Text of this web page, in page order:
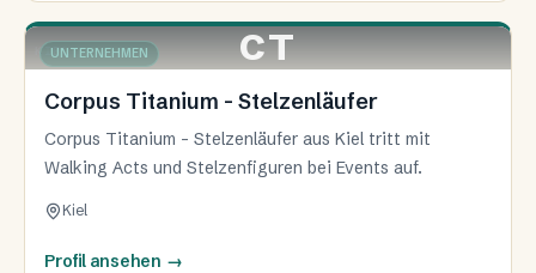
CT
KIEL
UNTERNEHMEN
Corpus Titanium - Stelzenläufer
Corpus Titanium - Stelzenläufer aus Kiel tritt mit
Walking Acts und Stelzenfiguren bei Events auf.
Kiel
Profil ansehen →